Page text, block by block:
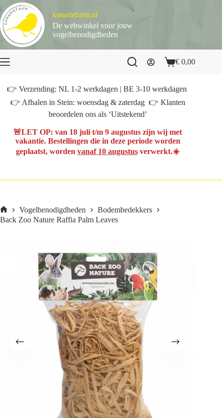
naar
de
inhoud
kanariefarm.nl
De webwinkel voor jouw
vogelbenodigdheden
Winkelwagen
€ 0,00
👉 Verzending: NL 1-2 werkdagen | BE 3-10 werkdagen
👉 Afhalen in Stein: woensdag & zaterdag 👉 Klanten
beoordelen ons als ‘Uitstekend’
🚨LET OP: van 18 juli t/m 9 augustus zijn wij met
vakantie. Bestellingen die in deze periode worden
geplaatst, worden vanaf 10 augustusverwerkt.☀️
Home
Vogelbenodigdheden
Bodembedekkers
Back Zoo Nature Raffia Palm Leaves